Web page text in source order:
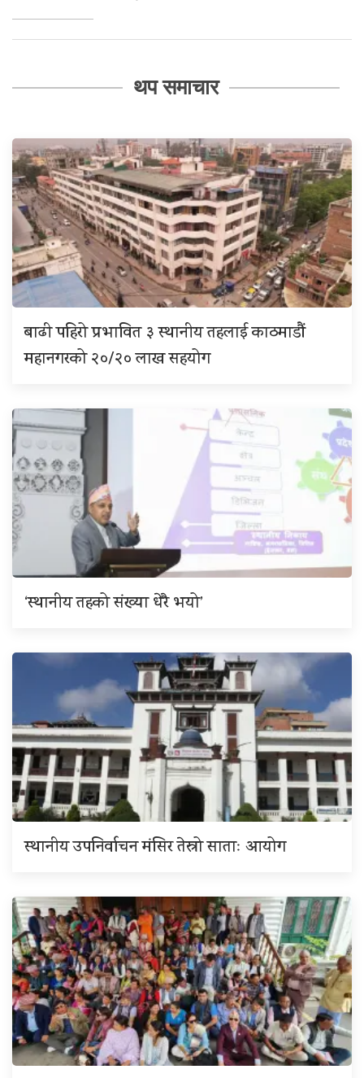
थप समाचार
बाढी पहिरो प्रभावित ३ स्थानीय तहलाई काठमाडौं
महानगरको २०/२० लाख सहयोग
‘स्थानीय तहको संख्या धेरै भयो’
स्थानीय उपनिर्वाचन मंसिर तेस्रो साताः आयोग